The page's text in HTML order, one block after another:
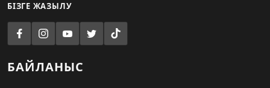
БІЗГЕ ЖАЗЫЛУ
БАЙЛАНЫС